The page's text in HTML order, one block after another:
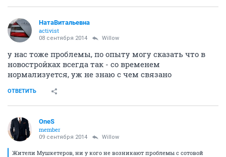
НатаВитальевна
activist
08 сентября 2014 Willow
у нас тоже проблемы, по опыту могу сказать что в
новостройках всегда так - со временем
нормализуется, уж не знаю с чем связано
ОТВЕТИТЬ
OneS
member
09 сентября 2014 Willow
Жители Мушкетеров, ни у кого не возникают проблемы с сотовой